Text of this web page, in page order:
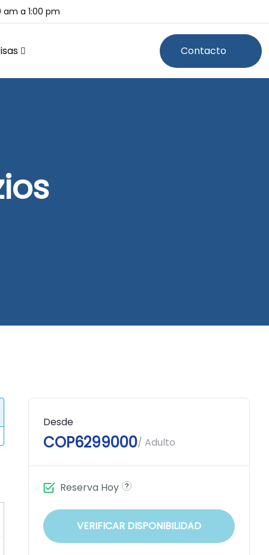
a 1:00 pm
Contacto
Desde
COP6299000/ Adulto
Reserva Hoy
VERIFICAR DISPONIBILIDAD